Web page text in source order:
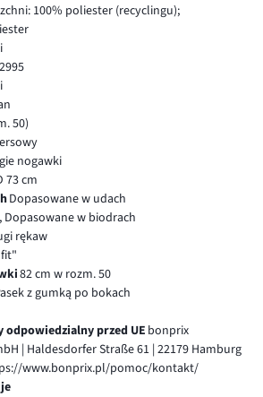
100% poliester (recyclingu);
50)
nogawki
73 cm
Dopasowane w udach
Dopasowane w biodrach
rękaw
82 cm w rozm. 50
z gumką po bokach
odpowiedzialny przed UE bonprix
| Haldesdorfer Straße 61 | 22179 Hamburg
www.bonprix.pl/pomoc/kontakt/